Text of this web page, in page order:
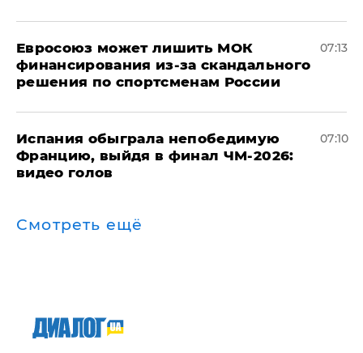
Евросоюз может лишить МОК
финансирования из-за скандального
решения по спортсменам России
07:13
Испания обыграла непобедимую
Францию, выйдя в финал ЧМ-2026:
видео голов
07:10
Смотреть ещё